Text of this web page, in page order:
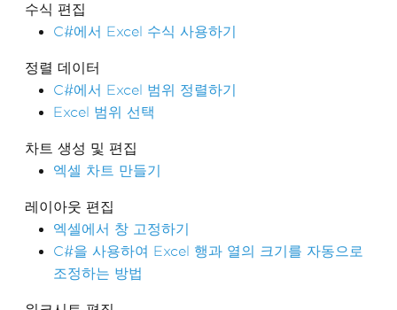
수식 편집
C#에서 Excel 수식 사용하기
정렬 데이터
C#에서 Excel 범위 정렬하기
Excel 범위 선택
차트 생성 및 편집
엑셀 차트 만들기
레이아웃 편집
엑셀에서 창 고정하기
C#을 사용하여 Excel 행과 열의 크기를 자동으로
조정하는 방법